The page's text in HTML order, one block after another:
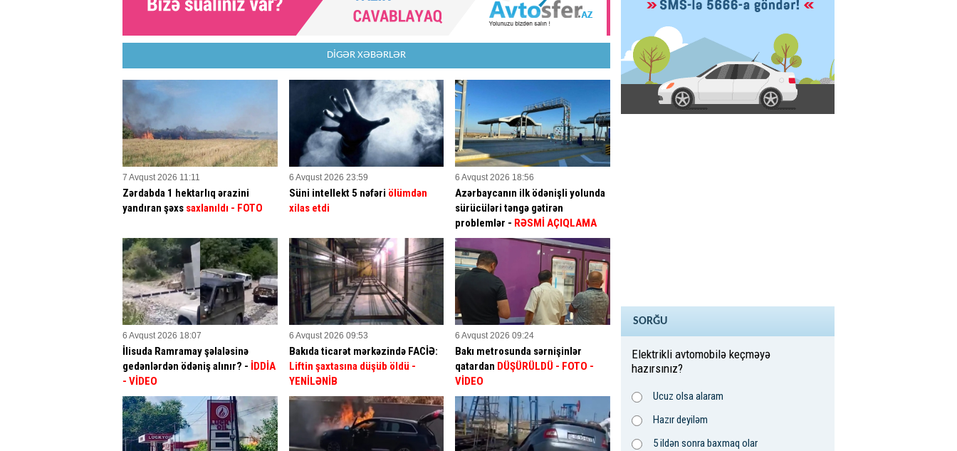
DİGƏR XƏBƏRLƏR
7 Avqust 2026 11:11
Zərdabda 1 hektarlıq ərazini
yandıran şəxs saxlanıldı - FOTO
6 Avqust 2026 23:59
Süni intellekt 5 nəfəri ölümdən
xilas etdi
6 Avqust 2026 18:56
Azərbaycanın ilk ödənişli yolunda
sürücüləri təngə gətirən
problemlər - RƏSMİ AÇIQLAMA
6 Avqust 2026 18:07
İlisuda Ramramay şəlaləsinə
gedənlərdən ödəniş alınır? - İDDİA
- VİDEO
6 Avqust 2026 09:53
Bakıda ticarət mərkəzində FACİƏ:
Liftin şaxtasına düşüb öldü -
YENİLƏNİB
6 Avqust 2026 09:24
Bakı metrosunda sərnişinlər
qatardan DÜŞÜRÜLDÜ - FOTO -
VİDEO
SORĞU
Elektrikli avtomobilə keçməyə
hazırsınız?
Ucuz olsa alaram
Hazır deyiləm
5 ildən sonra baxmaq olar